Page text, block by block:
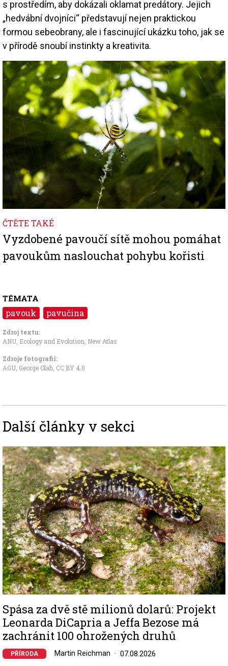
s prostředím, aby dokázali oklamat predátory. Jejich
„hedvábní dvojníci“ představují nejen praktickou
formou sebeobrany, ale i fascinující ukázku toho, jak se
v přírodě snoubí instinkty a kreativita.
Image
ČTĚTE TAKÉ
Vyzdobené pavoučí sítě mohou pomáhat
pavoukům naslouchat pohybu kořisti
TÉMATA
pavouk pavučina
Zdroj textu:
ANU Ecology and Evolution New Atlas
Zdroje fotografii:
AGU, George Olah CC BY 4.0
Další články v sekci
Image
Spása za dvě stě milionů dolarů: Projekt
Leonarda DiCapria a Jeffa Bezose má
zachránit 100 ohrožených druhů
PŘÍRODA Martin Reichman 07.08.2026